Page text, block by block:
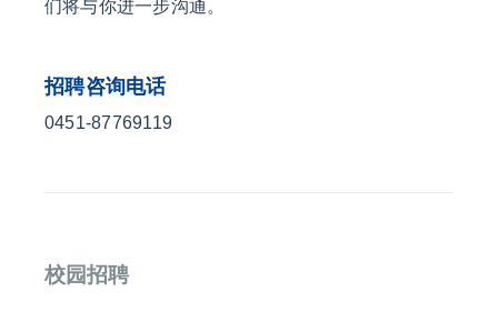
们将与你进一步沟通。
招聘咨询电话
0451-87769119
校园招聘